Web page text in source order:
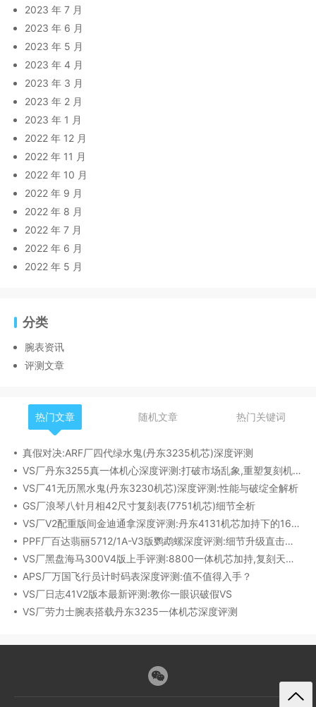
2023 年 7 月
2023 年 6 月
2023 年 5 月
2023 年 4 月
2023 年 3 月
2023 年 2 月
2023 年 1 月
2022 年 12 月
2022 年 11 月
2022 年 10 月
2022 年 9 月
2022 年 8 月
2022 年 7 月
2022 年 6 月
2022 年 5 月
分类
腕表资讯
评测文章
热门文章 随机文章 热门关键词
真假对决:ARF厂四代绿水鬼(丹东3235机芯)深度评测
VS厂丹东3255真一体机心深度评测:打破市场乱象,重塑复刻机芯新标杆​
VS厂41无历黑水鬼(丹东3230机芯)深度评测:性能与破绽全解析
GS厂浪琴八针月相42尺寸复刻表(7751机芯)细节全析
VS厂V2配重版间金迪通拿深度评测:丹东4131机芯加持下的165克精密之作​
PPF厂百达翡丽5712/1A-V3版鹦鹉螺深度评测:细节升级直击正品
VS厂黑盘海马300V4版上手评测:8800一体机芯加持,复刻天花板实至名归?
APS厂万国飞行员计时码表深度评测:值不值得入手？
VS厂日志41V2版本最新评测:教你一眼识破假VS
VS厂劳力士腕表搭载丹东3235一体机芯深度评测